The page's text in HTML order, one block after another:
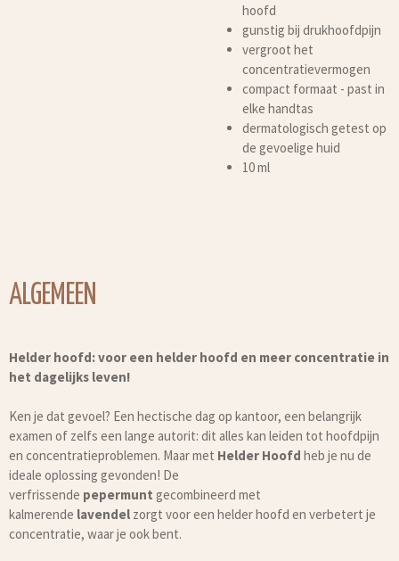
hoofd
gunstig bij drukhoofdpijn
vergroot het
concentratievermogen
compact formaat - past in
elke handtas
dermatologisch getest op
de gevoelige huid
10 ml
ALGEMEEN
Helder hoofd: voor een helder hoofd en meer concentratie in
het dagelijks leven!
Ken je dat gevoel? Een hectische dag op kantoor, een belangrijk
examen of zelfs een lange autorit: dit alles kan leiden tot hoofdpijn
en concentratieproblemen. Maar met Helder Hoofd heb je nu de
ideale oplossing gevonden! De
verfrissende pepermunt gecombineerd met
kalmerende lavendel zorgt voor een helder hoofd en verbetert je
concentratie, waar je ook bent.